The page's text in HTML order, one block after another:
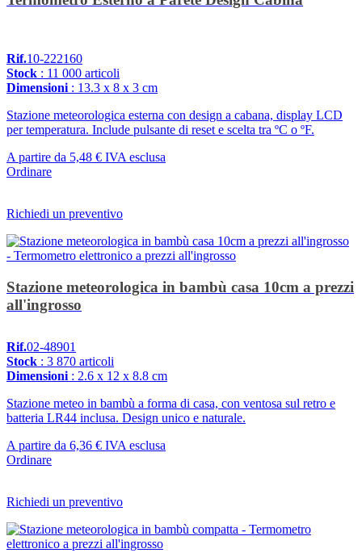
Rif.10-222160
Stock : 11 000 articoli
Dimensioni: 13.3 x 8 x 3 cm
Stazione meteorologica esterna con design a cabana, display LCD
per temperatura. Include pulsante di reset e scelta tra ºC o ºF.
A partire da 5,48 € IVA esclusa
Ordinare
Richiedi un preventivo
Stazione meteorologica in bambù casa 10cm a prezzi
all'ingrosso
Rif.02-48901
Stock : 3 870 articoli
Dimensioni : 2.6 x 12 x 8.8 cm
Stazione meteo in bambù a forma di casa, con ventosa sul retro e
batteria LR44 inclusa. Design unico e naturale.
A partire da 6,36 € IVA esclusa
Ordinare
Richiedi un preventivo